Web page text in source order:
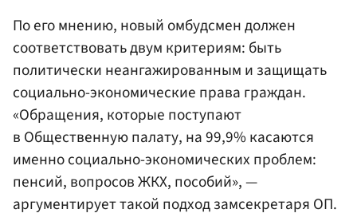
По его мнению, новый омбудсмен должен
соответствовать двум критериям: быть
политически неангажированным и защищать
социально-экономические права граждан.
«Обращения, которые поступают
в Общественную палату, на 99,9% касаются
именно социально-экономических проблем:
пенсий, вопросов ЖКХ, пособий», —
аргументирует такой подход замсекретаря ОП.